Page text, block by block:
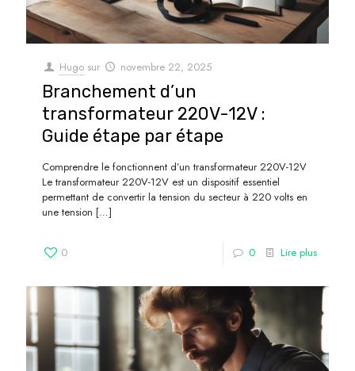
Hugo sur novembre 22, 2025
Branchement d’un
transformateur 220V-12V :
Guide étape par étape
Comprendre le fonctionnent d’un transformateur 220V-12V
Le transformateur 220V-12V est un dispositif essentiel
permettant de convertir la tension du secteur à 220 volts en
une tension […]
0 0 Lire plus